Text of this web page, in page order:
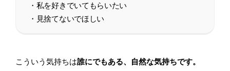
・私を好きでいてもらいたい
・見捨てないでほしい
こういう気持ちは誰にでもある、自然な気持ちです。